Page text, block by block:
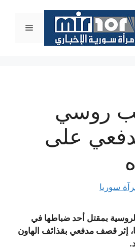
القائمة
روسي
على
سوريا
بمقتل أحد ضباطها في
إثر قصف مدفعي بقذائف الهاون